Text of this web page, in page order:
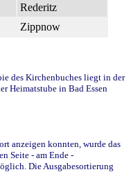
Rederitz
Zippnow
des Kirchenbuches liegt in der
Heimatstube in Bad Essen
anzeigen konnten, wurde das
Seite - am Ende -
Die Ausgabesortierung